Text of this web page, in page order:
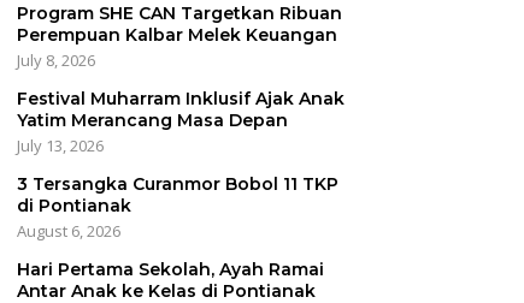
Program SHE CAN Targetkan Ribuan
Perempuan Kalbar Melek Keuangan
July 8, 2026
Festival Muharram Inklusif Ajak Anak
Yatim Merancang Masa Depan
July 13, 2026
3 Tersangka Curanmor Bobol 11 TKP
di Pontianak
August 6, 2026
Hari Pertama Sekolah, Ayah Ramai
Antar Anak ke Kelas di Pontianak